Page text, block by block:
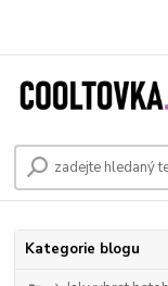
Kategorie blogu